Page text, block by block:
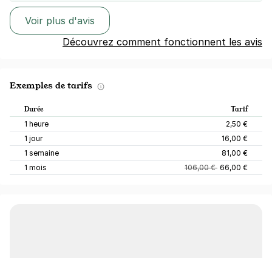
Voir plus d'avis
Découvrez comment fonctionnent les avis
Exemples de tarifs
Durée Tarif
1 heure
2,50 €
1 jour
16,00 €
1 semaine
81,00 €
1 mois
106,00 € 66,00 €